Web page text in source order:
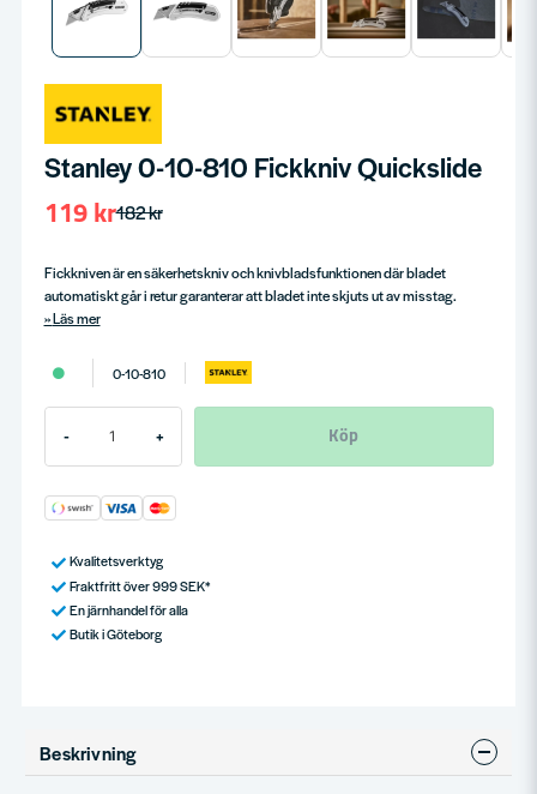
Stanley 0-10-810 Fickkniv Quickslide
182 kr
119 kr
Fickkniven är en säkerhetskniv och knivbladsfunktionen där bladet
automatiskt går i retur garanterar att bladet inte skjuts ut av misstag.
Läs mer
0-10-810
- + Köp
Kvalitetsverktyg
Fraktfritt över 999 SEK*
En järnhandel för alla
Butik i Göteborg
Beskrivning